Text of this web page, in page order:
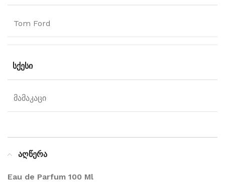
Tom Ford
ᲡᲥᲔᲡᲘ
მამაკაცი
აღწერა
Eau de Parfum 100 Ml